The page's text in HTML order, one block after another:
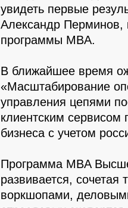
увидеть первые
Александр Перминов,
программы MBA.
В ближайшее время
«Масштабирование
управления цепями
клиентским сервисом
бизнеса с учетом
Программа MBA
развивается,
воркшопами,